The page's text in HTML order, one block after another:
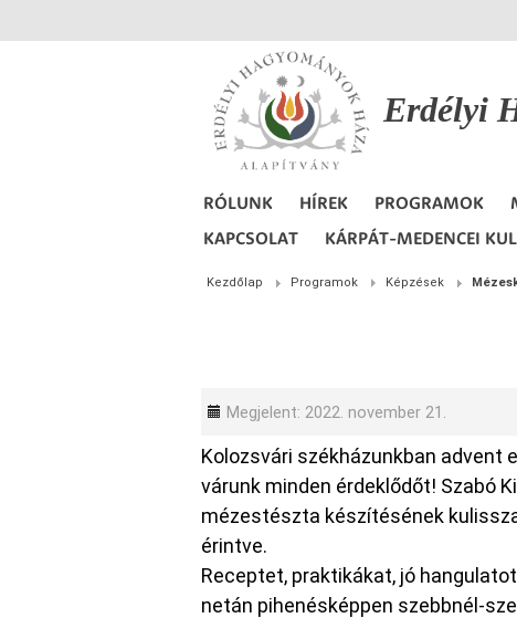
Erdélyi
RÓLUNK HÍREK PROGRAMOK
KAPCSOLAT
KÁRPÁT-MEDENCEI
Kezdőlap Programok Képzések
Megjelent: 2022. november 21.
Kolozsvári székházunkban advent
várunk minden érdeklődőt! Szabó
mézestészta készítésének
érintve.
Receptet, praktikákat, jó
netán pihenésképpen szebbnél-